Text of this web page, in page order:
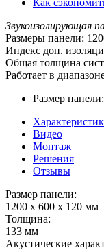
Звукоизолирующая
Размеры панели:
Индекс доп.
Общая толщина
Работает в
Размер панели:
Видео
Монтаж
Решения
Отзывы
Размер панели:
1200 х 600 х 120 мм
Толщина:
133 мм
Акустические